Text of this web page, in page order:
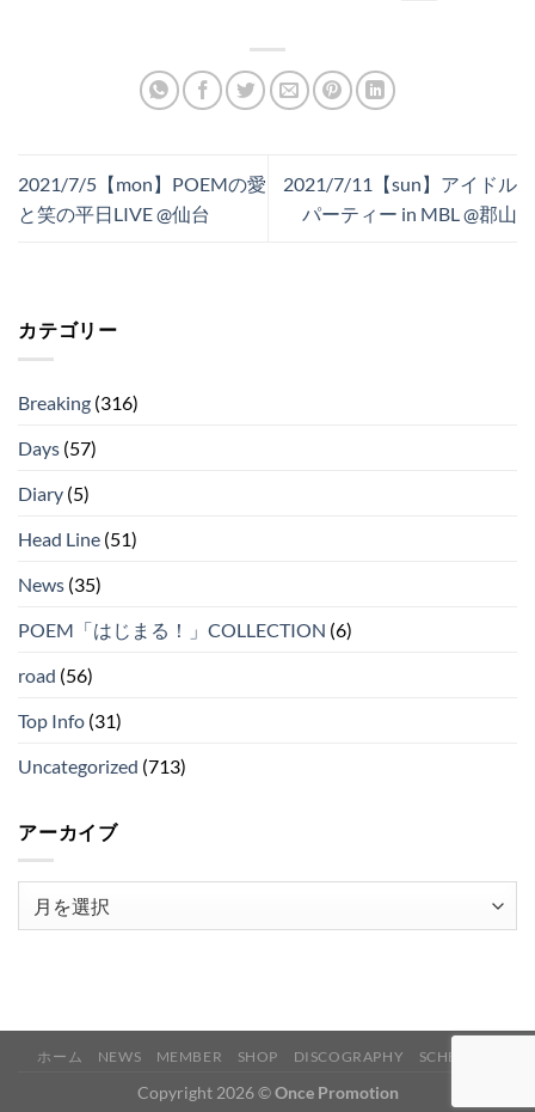
2021/7/5【mon】POEMの愛
と笑の平日LIVE @仙台
2021/7/11【sun】アイドル
パーティー in MBL @郡山
カテゴリー
Breaking (316)
Days (57)
Diary (5)
Head Line (51)
News (35)
POEM「はじまる！」COLLECTION (6)
road (56)
Top Info (31)
Uncategorized (713)
アーカイブ
ホーム NEWS MEMBER SHOP DISCOGRAPHY SCHEDULE
Copyright 2026 ©Once Promotion